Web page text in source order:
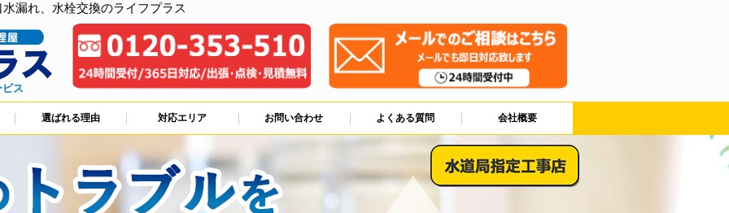
漏れ、水栓交換のライフプラス
ス
選ばれる理由 対応エリア お問い合わせ よくある質問 会社概要